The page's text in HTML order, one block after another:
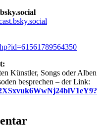
Künstler, Songs oder Alben
besprechen – der Link: